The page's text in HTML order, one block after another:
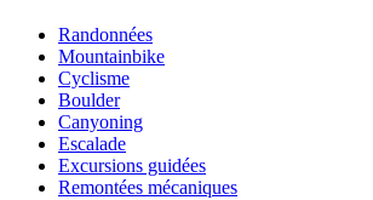
Randonnées
Mountainbike
Cyclisme
Boulder
Canyoning
Escalade
Excursions guidées
Remontées mécaniques